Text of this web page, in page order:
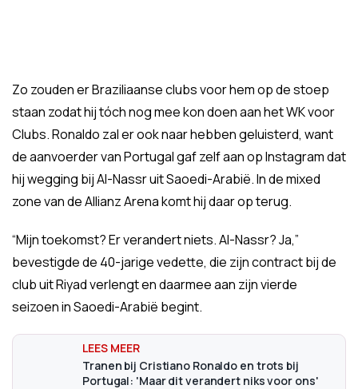
Zo zouden er Braziliaanse clubs voor hem op de stoep
staan zodat hij tóch nog mee kon doen aan het WK voor
Clubs. Ronaldo zal er ook naar hebben geluisterd, want
de aanvoerder van Portugal gaf zelf aan op Instagram dat
hij wegging bij Al-Nassr uit Saoedi-Arabië. In de mixed
zone van de Allianz Arena komt hij daar op terug.
“Mijn toekomst? Er verandert niets. Al-Nassr? Ja,”
bevestigde de 40-jarige vedette, die zijn contract bij de
club uit Riyad verlengt en daarmee aan zijn vierde
seizoen in Saoedi-Arabië begint.
Tranen bij Cristiano Ronaldo en trots bij
Portugal: 'Maar dit verandert niks voor ons'